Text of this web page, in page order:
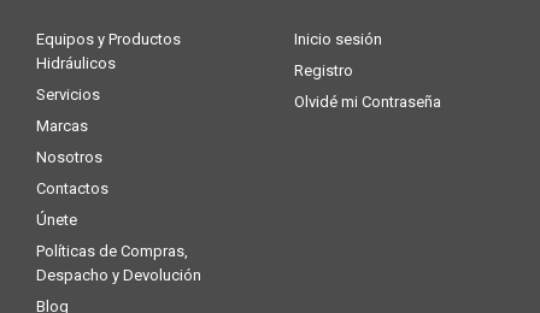
Equipos y Productos
Hidráulicos
Servicios
Marcas
Nosotros
Contactos
Únete
Políticas de Compras,
Despacho y Devolución
Blog
Inicio sesión
Registro
Olvidé mi Contraseña